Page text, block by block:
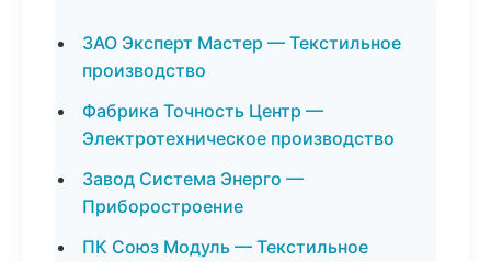
ЗАО Эксперт Мастер — Текстильное
производство
Фабрика Точность Центр —
Электротехническое производство
Завод Система Энерго —
Приборостроение
ПК Союз Модуль — Текстильное